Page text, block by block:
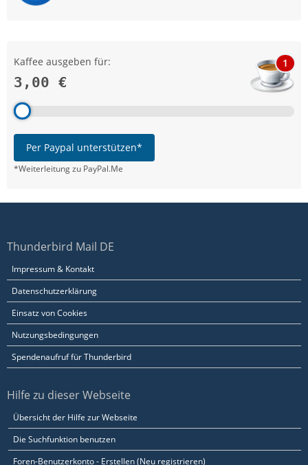
Kaffee ausgeben für:
3,00 €
1
Per Paypal unterstützen*
*Weiterleitung zu PayPal.Me
Thunderbird Mail DE
Impressum & Kontakt
Datenschutzerklärung
Einsatz von Cookies
Nutzungsbedingungen
Spendenaufruf für Thunderbird
Hilfe zu dieser Webseite
Übersicht der Hilfe zur Webseite
Die Suchfunktion benutzen
Foren-Benutzerkonto - Erstellen (Neu registrieren)